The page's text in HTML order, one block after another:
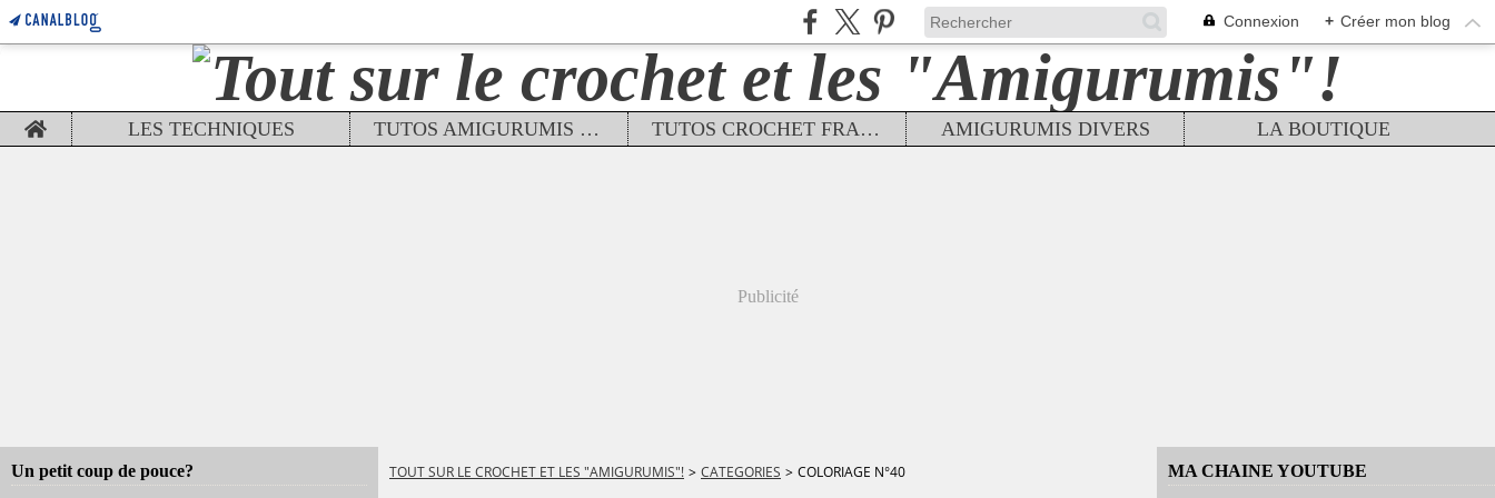
Connexion + Créer mon blog
Home LES TECHNIQUES TUTOS AMIGURUMIS FRANÇAIS TUTOS CROCHET FRANÇAIS AMIGURUMIS DIVERS LA BOUTIQUE
Publicité
Un petit coup de pouce? TOUT SUR LE CROCHET ET LES "AMIGURUMIS"! > CATEGORIES > COLORIAGE N°40 MA CHAINE YOUTUBE